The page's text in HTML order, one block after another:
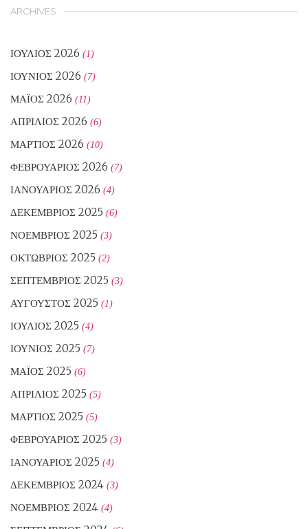
ARCHIVES
ΙΟΎΛΙΟΣ 2026 (1)
ΙΟΎΝΙΟΣ 2026 (7)
ΜΆΙΟΣ 2026 (11)
ΑΠΡΊΛΙΟΣ 2026 (6)
ΜΆΡΤΙΟΣ 2026 (10)
ΦΕΒΡΟΥΆΡΙΟΣ 2026 (7)
ΙΑΝΟΥΆΡΙΟΣ 2026 (4)
ΔΕΚΈΜΒΡΙΟΣ 2025 (6)
ΝΟΈΜΒΡΙΟΣ 2025 (3)
ΟΚΤΏΒΡΙΟΣ 2025 (2)
ΣΕΠΤΈΜΒΡΙΟΣ 2025 (3)
ΑΎΓΟΥΣΤΟΣ 2025 (1)
ΙΟΎΛΙΟΣ 2025 (4)
ΙΟΎΝΙΟΣ 2025 (7)
ΜΆΙΟΣ 2025 (6)
ΑΠΡΊΛΙΟΣ 2025 (5)
ΜΆΡΤΙΟΣ 2025 (5)
ΦΕΒΡΟΥΆΡΙΟΣ 2025 (3)
ΙΑΝΟΥΆΡΙΟΣ 2025 (4)
ΔΕΚΈΜΒΡΙΟΣ 2024 (3)
ΝΟΈΜΒΡΙΟΣ 2024 (4)